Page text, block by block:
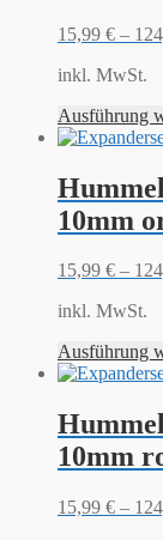
15,99 € –
inkl. MwSt.
Ausführung
10mm
15,99 € –
inkl. MwSt.
Ausführung
10mm
15,99 € –